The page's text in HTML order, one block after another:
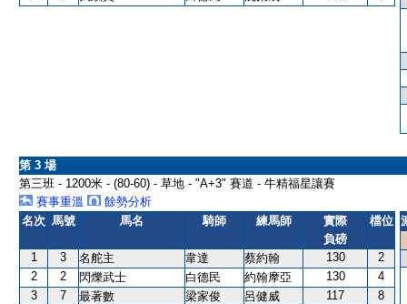
第 3 場
第三班 - 1200米 - (80-60) - 草地 - "A+3" 賽道 - 牛精福星讓賽
賽事重溫
餘勢分析
名次 馬號 馬名 騎師 練馬師
實際
負磅
檔位
1 3 名舵主 韋達 蔡約翰 130
2
2
2 閃爍武士 白德民 約翰摩亞 130
4
3
7 最著數 梁家俊 呂健威 117
8